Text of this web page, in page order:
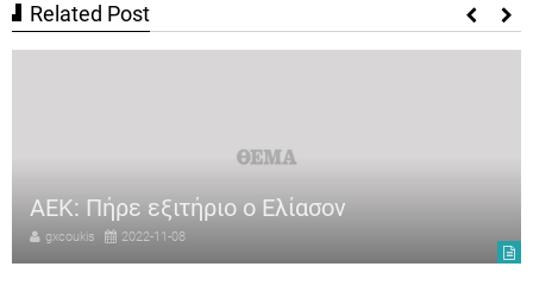
Related Post
ΑΕΚ: Πήρε εξιτήριο ο Ελίασον
gxcoukis 2022-11-08